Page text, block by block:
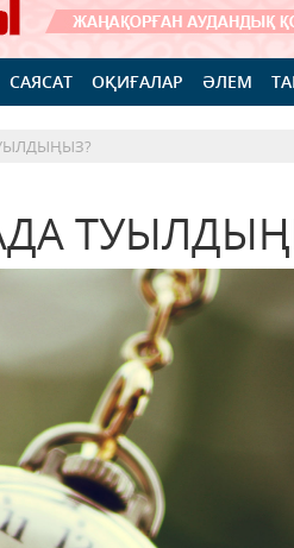
САЯСАТ ОҚИҒАЛАР ӘЛЕМ